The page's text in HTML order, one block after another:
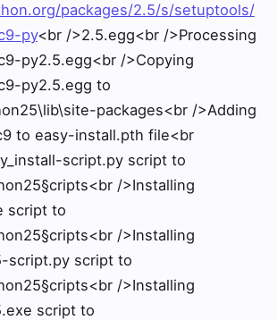
packages/2.5/s/setuptools/
py<br />2.5.egg<br />Processing
py2.5.egg<br />Copying
py2.5.egg to
packages<br />Adding
to easy-install.pth file<br
script.py script to
/>Installing
script to
/>Installing
script.py script to
/>Installing
script to